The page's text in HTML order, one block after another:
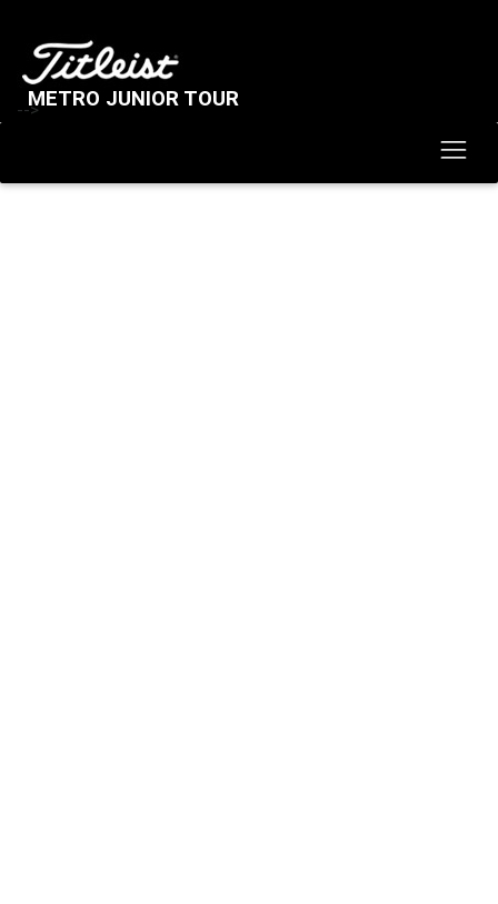
METRO JUNIOR TOUR
-->